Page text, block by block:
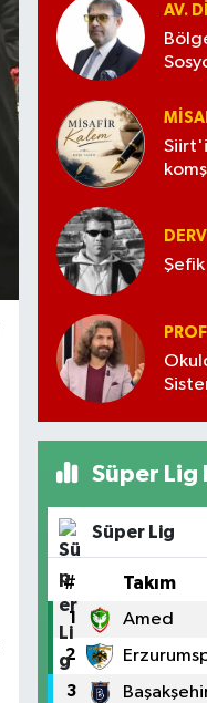
AV.
Süper Lig
Süper Lig
# Takım
1 Amed
2
3